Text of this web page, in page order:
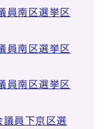
員南区選挙区
員南区選挙区
員南区選挙区
員下京区選